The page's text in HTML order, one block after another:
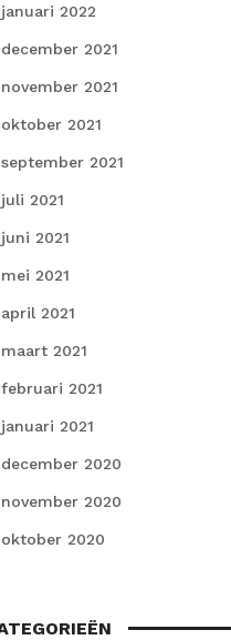
januari 2022
december 2021
november 2021
oktober 2021
september 2021
juli 2021
juni 2021
mei 2021
april 2021
maart 2021
februari 2021
januari 2021
december 2020
november 2020
oktober 2020